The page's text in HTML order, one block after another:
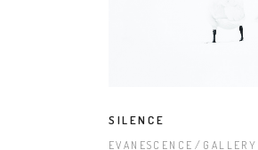
SILENCE
EVANESCENCE GALLERY